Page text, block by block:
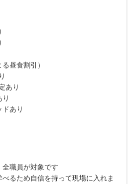
昼食割引）
あり
あり
全職員が対象です
べるため自信を持って現場に入れま